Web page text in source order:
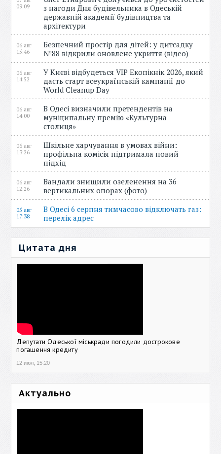
09:09
з нагоди Дня будівельника в Одеській
державній академії будівництва та
архітектури
06 авг
15:46
Безпечний простір для дітей: у дитсадку
№88 відкрили оновлене укриття (відео)
06 авг
14:52
У Києві відбудеться VIP Екопікнік 2026, який
дасть старт всеукраїнській кампанії до
World Cleanup Day
06 авг
14:00
В Одесі визначили претендентів на
муніципальну премію «Культурна
столиця»
06 авг
13:26
Шкільне харчування в умовах війни:
профільна комісія підтримала новий
підхід
06 авг
12:26
Вандали знищили озеленення на 36
вертикальних опорах (фото)
05 авг
17:38
В Одесі 6 серпня тимчасово відключать газ:
перелік адрес
Цитата дня
Депутати Одеської міськради погодили дострокове
погашення кредиту
12 июл, 15:20
Актуально